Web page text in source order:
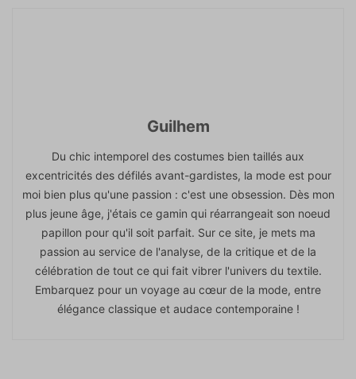
Guilhem
Du chic intemporel des costumes bien taillés aux
excentricités des défilés avant-gardistes, la mode est pour
moi bien plus qu'une passion : c'est une obsession. Dès mon
plus jeune âge, j'étais ce gamin qui réarrangeait son noeud
papillon pour qu'il soit parfait. Sur ce site, je mets ma
passion au service de l'analyse, de la critique et de la
célébration de tout ce qui fait vibrer l'univers du textile.
Embarquez pour un voyage au cœur de la mode, entre
élégance classique et audace contemporaine !